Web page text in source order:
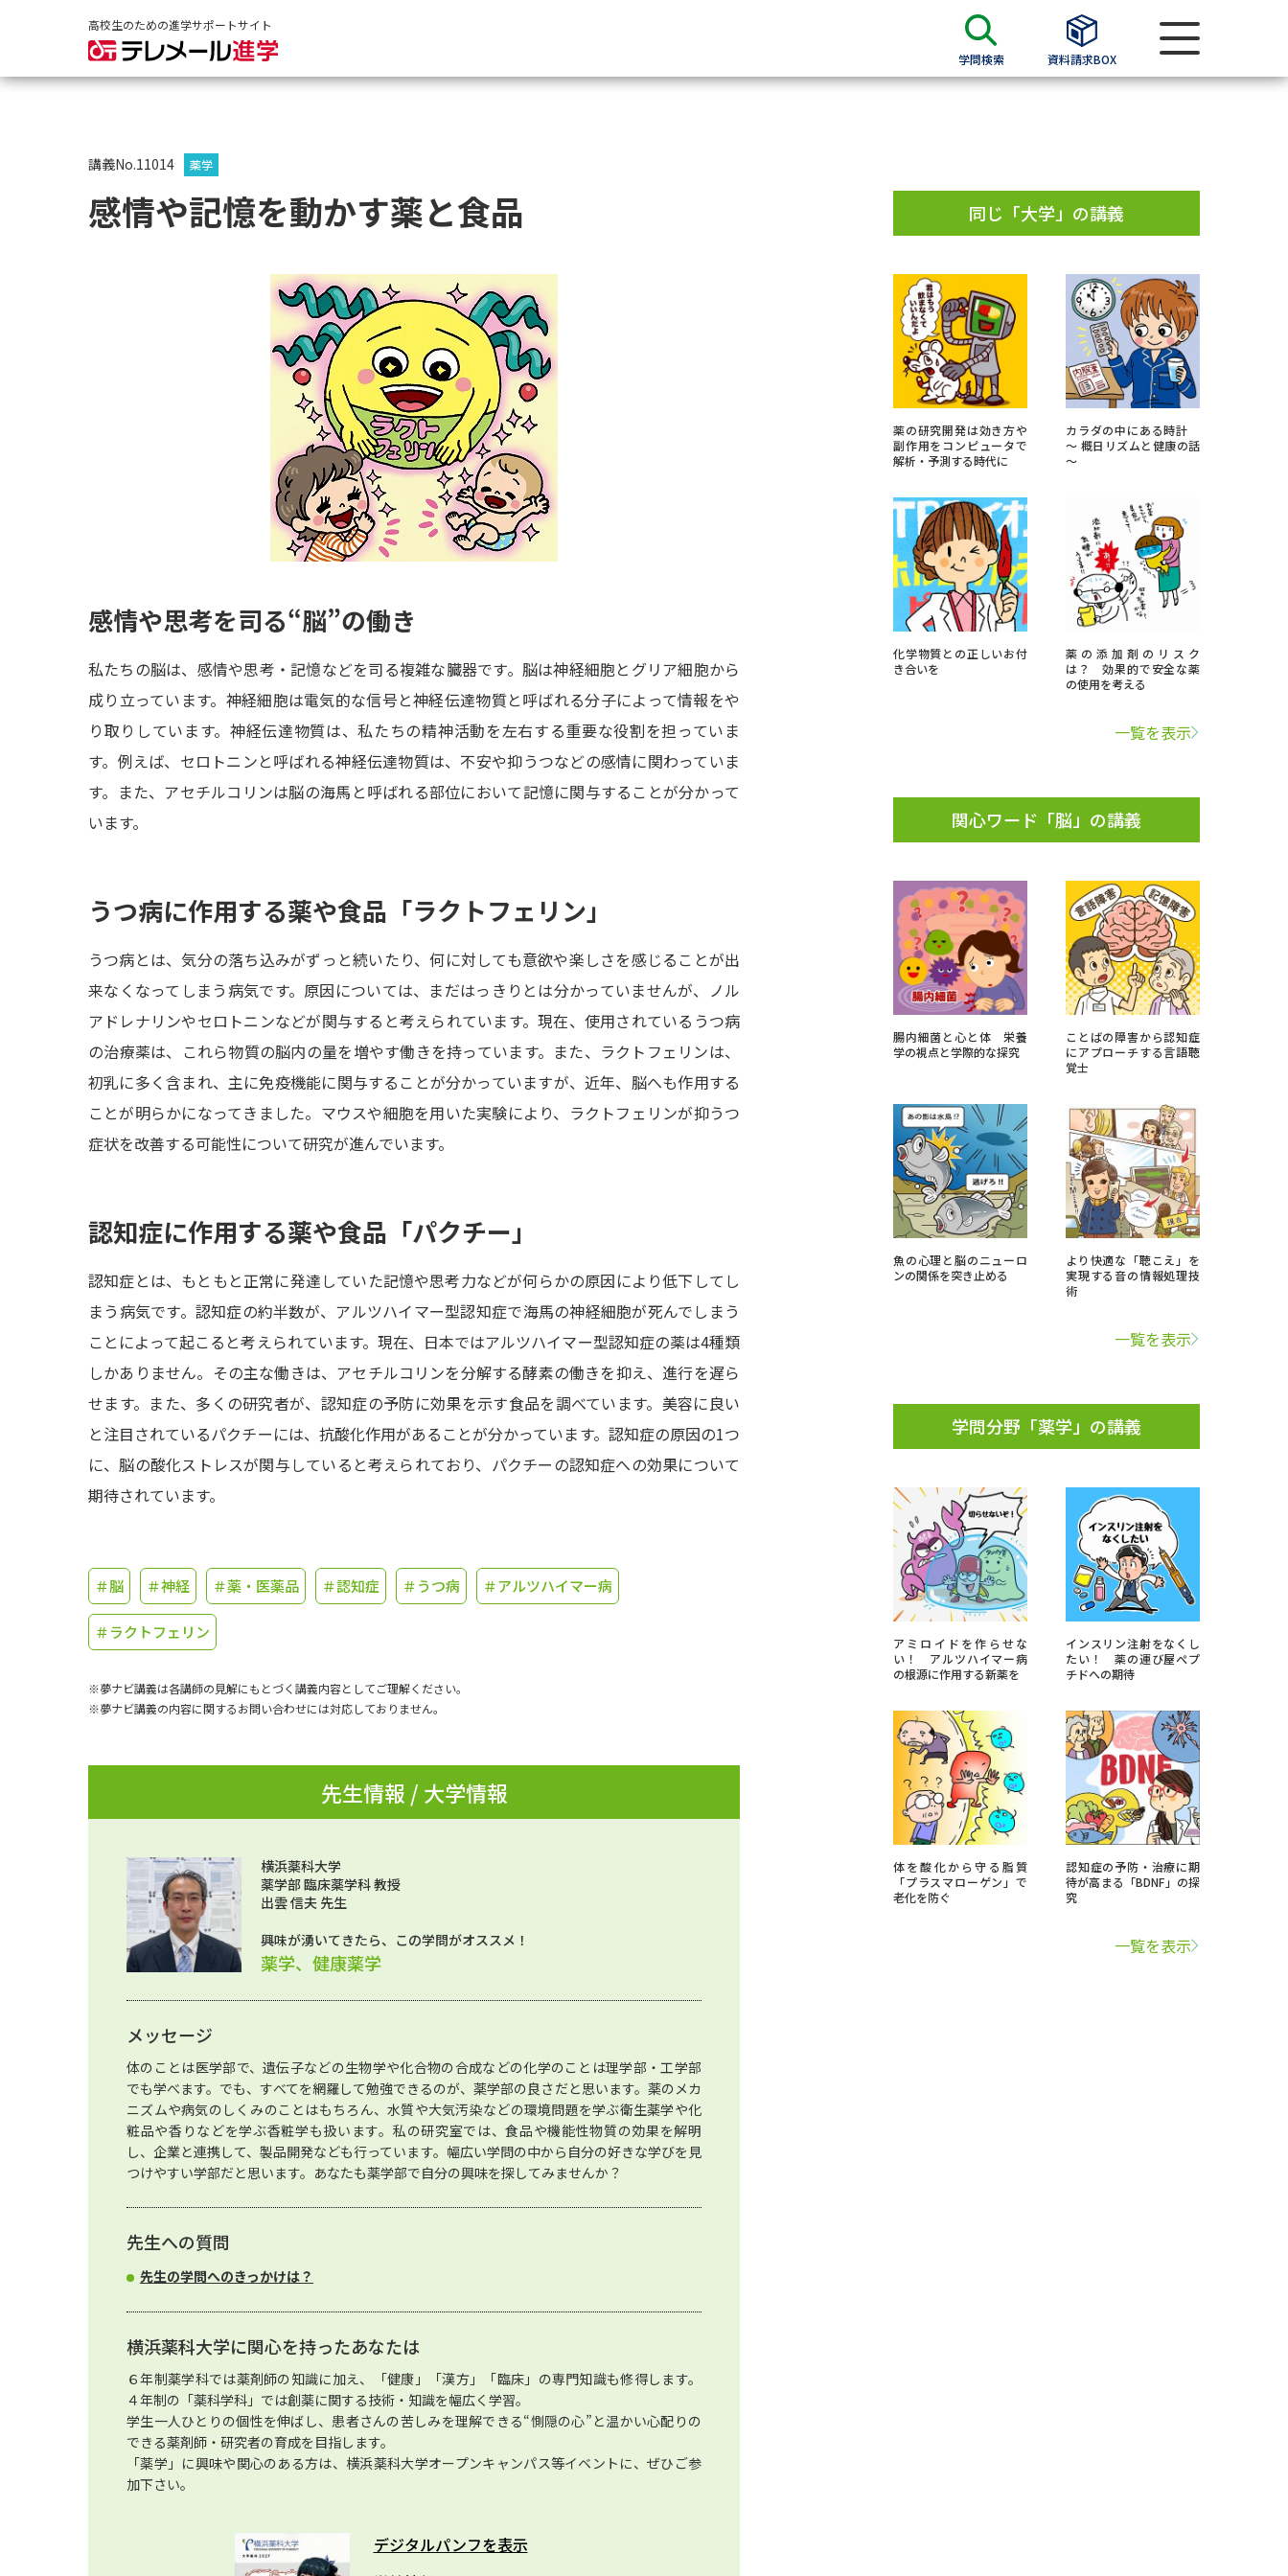
高校生のための進学サポートサイト
学問検索 資料請求BOX
過去問題集
留学・進学関連、塾・予備校
大学入学共通テスト「受験上の配慮案内」の請求
高等学校卒業程度認定試験
小学校教員資格認定試験
大学検索
大学で学べる内容や特徴を調べる
新増設大学・学部・学科特集
オープンキャンパス検索
実施プログラムから探す
来場型・Web型イベント特集
受験準備 資料検索
先輩が入学を決めた理由
新生活お役立ちガイド
学問発見
大学で学びたい学問発見
学問のミニ講義「夢ナビ講義」 学問分野解説 学問の教科書 夢ナビライブ
Ｑ＆Ａ よくあるご質問
このサイトについて
受付内容・発送状況の確認 テレメール
お支払いサイト
お問合せ先 テレメール進学カタログ訂正のご案内
講義No.11014 薬学
感情や記憶を動かす薬と食品
感情や思考を司る“脳”の働き
私たちの脳は、感情や思考・記憶などを司る複雑な臓器です。脳は神経細胞とグリア細胞から
成り立っています。神経細胞は電気的な信号と神経伝達物質と呼ばれる分子によって情報をや
り取りしています。神経伝達物質は、私たちの精神活動を左右する重要な役割を担っていま
す。例えば、セロトニンと呼ばれる神経伝達物質は、不安や抑うつなどの感情に関わっていま
す。また、アセチルコリンは脳の海馬と呼ばれる部位において記憶に関与することが分かって
います。
うつ病に作用する薬や食品「ラクトフェリン」
うつ病とは、気分の落ち込みがずっと続いたり、何に対しても意欲や楽しさを感じることが出
来なくなってしまう病気です。原因については、まだはっきりとは分かっていませんが、ノル
アドレナリンやセロトニンなどが関与すると考えられています。現在、使用されているうつ病
の治療薬は、これら物質の脳内の量を増やす働きを持っています。また、ラクトフェリンは、
初乳に多く含まれ、主に免疫機能に関与することが分かっていますが、近年、脳へも作用する
ことが明らかになってきました。マウスや細胞を用いた実験により、ラクトフェリンが抑うつ
症状を改善する可能性について研究が進んでいます。
認知症に作用する薬や食品「パクチー」
認知症とは、もともと正常に発達していた記憶や思考力などが何らかの原因により低下してし
まう病気です。認知症の約半数が、アルツハイマー型認知症で海馬の神経細胞が死んでしまう
ことによって起こると考えられています。現在、日本ではアルツハイマー型認知症の薬は4種類
しかありません。その主な働きは、アセチルコリンを分解する酵素の働きを抑え、進行を遅ら
せます。また、多くの研究者が、認知症の予防に効果を示す食品を調べています。美容に良い
と注目されているパクチーには、抗酸化作用があることが分かっています。認知症の原因の1つ
に、脳の酸化ストレスが関与していると考えられており、パクチーの認知症への効果について
期待されています。
＃脳 ＃神経 ＃薬・医薬品 ＃認知症 ＃うつ病 ＃アルツハイマー病
＃ラクトフェリン
※夢ナビ講義は各講師の見解にもとづく講義内容としてご理解ください。
※夢ナビ講義の内容に関するお問い合わせには対応しておりません。
先生情報 / 大学情報
横浜薬科大学
薬学部 臨床薬学科 教授
出雲 信夫 先生
興味が湧いてきたら、この学問がオススメ！
薬学、健康薬学
メッセージ
体のことは医学部で、遺伝子などの生物学や化合物の合成などの化学のことは理学部・工学部
でも学べます。でも、すべてを網羅して勉強できるのが、薬学部の良さだと思います。薬のメカ
ニズムや病気のしくみのことはもちろん、水質や大気汚染などの環境問題を学ぶ衛生薬学や化
粧品や香りなどを学ぶ香粧学も扱います。私の研究室では、食品や機能性物質の効果を解明
し、企業と連携して、製品開発なども行っています。幅広い学問の中から自分の好きな学びを見
つけやすい学部だと思います。あなたも薬学部で自分の興味を探してみませんか？
先生への質問
先生の学問へのきっかけは？
横浜薬科大学に関心を持ったあなたは
６年制薬学科では薬剤師の知識に加え、「健康」「漢方」「臨床」の専門知識も修得します。
４年制の「薬科学科」では創薬に関する技術・知識を幅広く学習。
学生一人ひとりの個性を伸ばし、患者さんの苦しみを理解できる“惻隠の心”と温かい心配りの
できる薬剤師・研究者の育成を目指します。
「薬学」に興味や関心のある方は、横浜薬科大学オープンキャンパス等イベントに、ぜひご参
加下さい。
デジタルパンフを表示
同じ「大学」の講義
薬の研究開発は効き方や
副作用をコンピュータで
解析・予測する時代に
カラダの中にある時計
～ 概日リズムと健康の話
～
化学物質との正しいお付
き合いを
薬の添加剤のリスク
は？ 効果的で安全な薬
の使用を考える
一覧を表示
関心ワード「脳」の講義
腸内細菌と心と体 栄養
学の視点と学際的な探究
ことばの障害から認知症
にアプローチする言語聴
覚士
魚の心理と脳のニューロ
ンの関係を突き止める
より快適な「聴こえ」を
実現する音の情報処理技
術
一覧を表示
学問分野「薬学」の講義
アミロイドを作らせな
い！ アルツハイマー病
の根源に作用する新薬を
インスリン注射をなくし
たい！ 薬の運び屋ぺプ
チドへの期待
体を酸化から守る脂質
「プラスマローゲン」で
老化を防ぐ
認知症の予防・治療に期
待が高まる「BDNF」の探
究
一覧を表示